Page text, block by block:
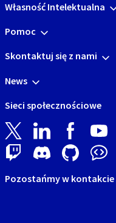
Własność Intelektualna
Pomoc
Skontaktuj się z nami
News
Sieci społecznościowe
Pozostańmy w kontakcie